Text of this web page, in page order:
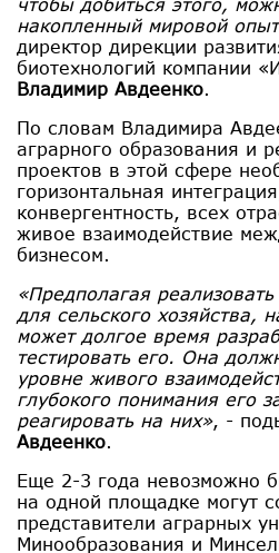
накопленный мировой
директор дирекции
биотехнологий компании
Владимир Авдеенко.
По словам Владимира
аграрного образования и
проектов в этой сфере
горизонтальная
конвергентность, всех
живое взаимодействие
бизнесом.
«Предполагая
для сельского хозяйства,
может долгое время
тестировать его. Она
уровне живого
глубокого понимания его
реагировать на них», -
Авдеенко.
Еще 2-3 года невозможно
на одной площадке могут
представители аграрных
Минообразования и